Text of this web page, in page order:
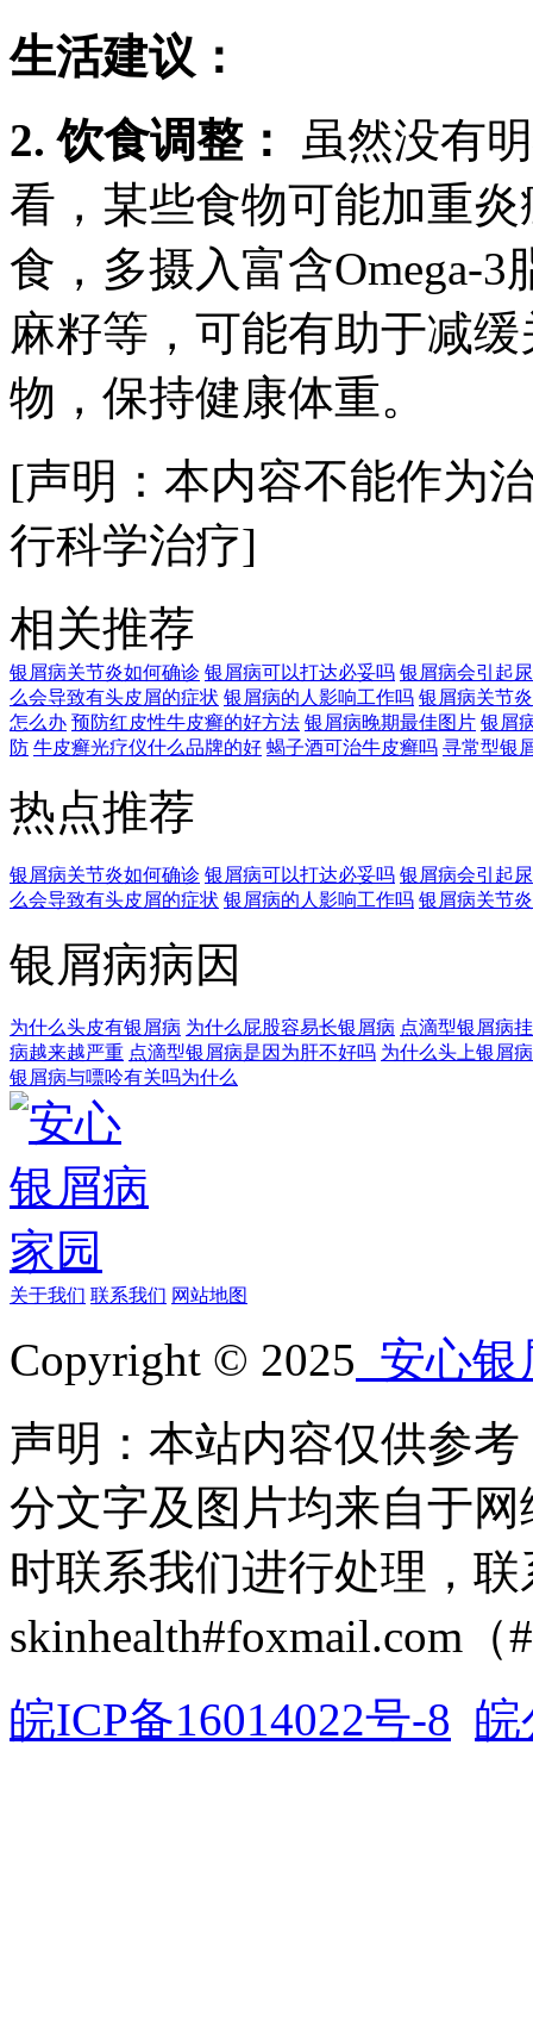
生活建议：
2. 饮食调整：
虽然没有
看，某些食物可能加重
食，多摄入富含Omega-
麻籽等，可能有助于减
物，保持健康体重。
[声明：本内容不能作为
行科学治疗]
相关推荐
银屑病关节炎如何确诊 银屑病可以打达必妥吗 银屑病会引起
么会导致有头皮屑的症状 银屑病的人影响工作吗 银屑病关节
怎么办 预防红皮性牛皮癣的好方法 银屑病晚期最佳图片 银屑
防 牛皮癣光疗仪什么品牌的好 蝎子酒可治牛皮癣吗 寻常型银
热点推荐
银屑病关节炎如何确诊 银屑病可以打达必妥吗 银屑病会引起
么会导致有头皮屑的症状 银屑病的人影响工作吗 银屑病关节
银屑病病因
为什么头皮有银屑病 为什么屁股容易长银屑病 点滴型银屑病
病越来越严重 点滴型银屑病是因为肝不好吗 为什么头上银屑
银屑病与嘌呤有关吗为什么
关于我们 联系我们 网站地图
Copyright © 2025 安心银
声明：本站内容仅供参
分文字及图片均来自于
时联系我们进行处理，
skinhealth#foxmail.com（
皖ICP备16014022号-8 皖